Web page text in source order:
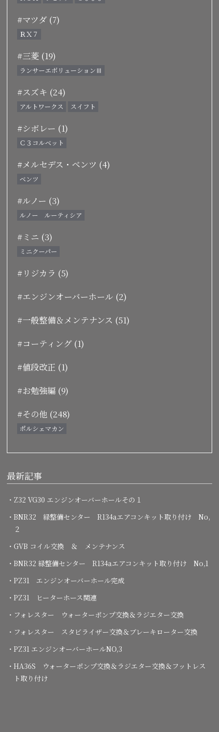
#マツダ (7)
ＲＸ７
#三菱 (19)
ランサーエボリューションⅢ
#スズキ (24)
アルトワークス スイフト
#シボレー (1)
Ｃ３コルベット
#メルセデス・ベンツ (4)
ベンツ
#ルノー (3)
ルノー ルーティシア
#ミニ (3)
ミニクーパー
#リジカラ (5)
#エンジンオーバーホール (2)
#一般整備＆メンテナンス (51)
#コーティング (1)
#値段改正 (1)
#お勉強編 (9)
#その他 (248)
ポルシェマカン
最新記事
・Z32 VG30 エンジンオーバーホールその１
・BNR32 緑整備センター R134aエアコンキット取り付け No,
２
・GVB コイル交換 ＆ メンテナンス
・BNR32 緑整備センター R134aエアコンキット取り付け No,1
・PZ31 エンジンオーバーホール完成
・PZ31 ヒーターホース関連
・フォレスター ウォーターポンプ交換＆ラジエター交換
・フォレスター スタビライザー交換＆ブレーキローター交換
・PZ31 エンジンオーバーホールNO,3
・HA36S ウォーターポンプ交換＆ラジエター交換＆フットレス
ト取り付け